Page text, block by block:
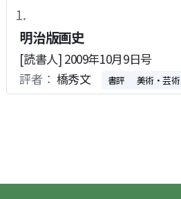
明治版画史
[読書人] 2009年10月9日号
評者： 橋秀文 書評 美術・芸術